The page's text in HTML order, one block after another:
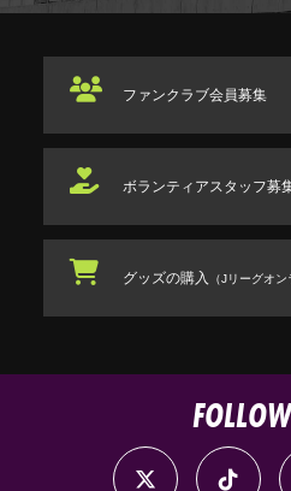
ファンクラブ会員募集
ボランティアスタッフ募
グッズの購入 （Jリーグオ